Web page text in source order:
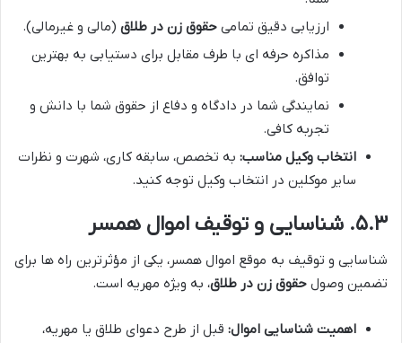
ارزیابی دقیق تمامی حقوق زن در طلاق (مالی و غیرمالی).
مذاکره حرفه ای با طرف مقابل برای دستیابی به بهترین
توافق.
نمایندگی شما در دادگاه و دفاع از حقوق شما با دانش و
تجربه کافی.
انتخاب وکیل مناسب: به تخصص، سابقه کاری، شهرت و نظرات
سایر موکلین در انتخاب وکیل توجه کنید.
۵.۳. شناسایی و توقیف اموال همسر
شناسایی و توقیف به موقع اموال همسر، یکی از مؤثرترین راه ها برای
تضمین وصول حقوق زن در طلاق، به ویژه مهریه است.
اهمیت شناسایی اموال: قبل از طرح دعوای طلاق یا مهریه،